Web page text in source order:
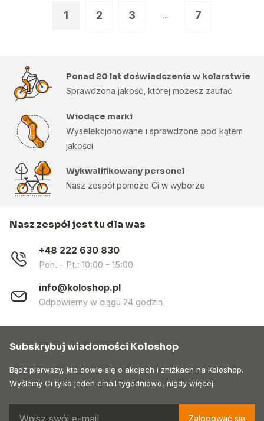
1 2 3 ... 7
Ponad 20 lat doświadczenia w kolarstwie
Sprawdzona jakość, której możesz zaufać
Wiodące marki
Wyselekcjonowane i sprawdzone pod kątem
jakości
Wykwalifikowany personel
Nasz zespół pomoże Ci w wyborze
Nasz zespół jest tu dla was
+48 222 630 830
Pon. - Pt.: 10:00 - 15:00
info@koloshop.pl
Odpowiemy w ciągu 24 godzin
Subskrybuj wiadomości Koloshop
Bądź pierwszy, kto dowie się o akcjach i zniżkach na Koloshop.
Wyślemy Ci tylko jeden email tygodniowo, nigdy więcej.
Zalogować się